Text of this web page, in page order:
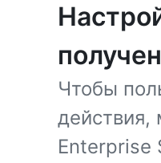
Чтобы
действия,
Enterprise